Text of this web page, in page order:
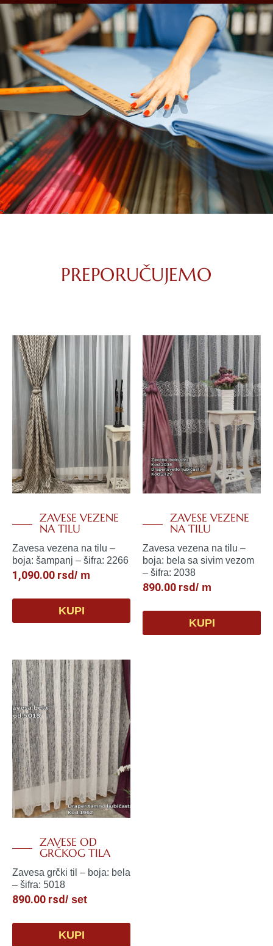
PREPORUČUJEMO
ZAVESE VEZENE
NA TILU
Zavesa vezena na tilu –
boja: šampanj – šifra: 2266
1,090.00 rsd / m
KUPI
ZAVESE VEZENE
NA TILU
Zavesa vezena na tilu –
boja: bela sa sivim vezom
– šifra: 2038
890.00 rsd / m
KUPI
ZAVESE OD
GRČKOG TILA
Zavesa grčki til – boja: bela
– šifra: 5018
890.00 rsd/ set
KUPI